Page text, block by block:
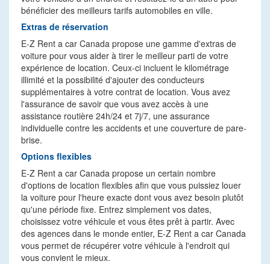
bénéficier des meilleurs tarifs automobiles en ville.
Extras de réservation
E-Z Rent a car Canada propose une gamme d'extras de
voiture pour vous aider à tirer le meilleur parti de votre
expérience de location. Ceux-ci incluent le kilométrage
illimité et la possibilité d'ajouter des conducteurs
supplémentaires à votre contrat de location. Vous avez
l'assurance de savoir que vous avez accès à une
assistance routière 24h/24 et 7j/7, une assurance
individuelle contre les accidents et une couverture de pare-
brise.
Options flexibles
E-Z Rent a car Canada propose un certain nombre
d'options de location flexibles afin que vous puissiez louer
la voiture pour l'heure exacte dont vous avez besoin plutôt
qu'une période fixe. Entrez simplement vos dates,
choisissez votre véhicule et vous êtes prêt à partir. Avec
des agences dans le monde entier, E-Z Rent a car Canada
vous permet de récupérer votre véhicule à l'endroit qui
vous convient le mieux.